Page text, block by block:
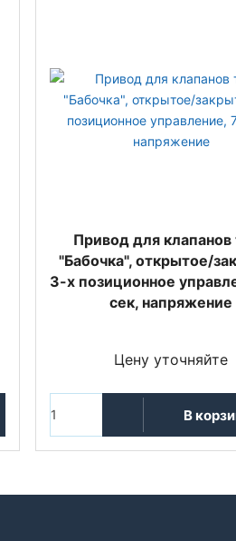
Привод для клапанов
"Бабочка", открытое/
3-х позиционное
сек, напряжение
Цену уточняйте
В